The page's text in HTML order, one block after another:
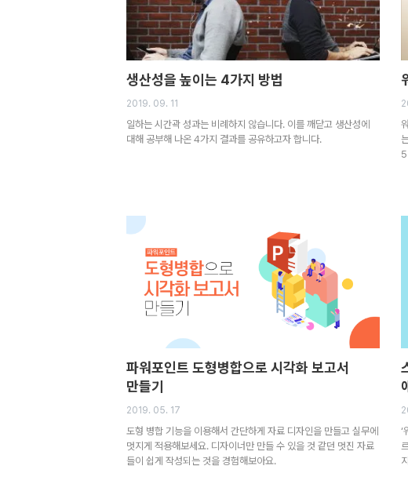
생산성을 높이는 4가지 방법
2019. 09. 11
일하는 시간곽 성과는 비례하지 않습니다. 이를 깨닫고 생산성에
대해 공부해 나온 4가지 결과를 공유하고자 합니다.
파워포인트 도형병합으로 시각화 보고서
만들기
2019. 05. 17
도형 병합 기능을 이용해서 간단하게 자료 디자인을 만들고 실무에
멋지게 적용해보세요. 디자이너만 만들 수 있을 것 같던 멋진 자료
들이 쉽게 작성되는 것을 경험해보아요.
‘